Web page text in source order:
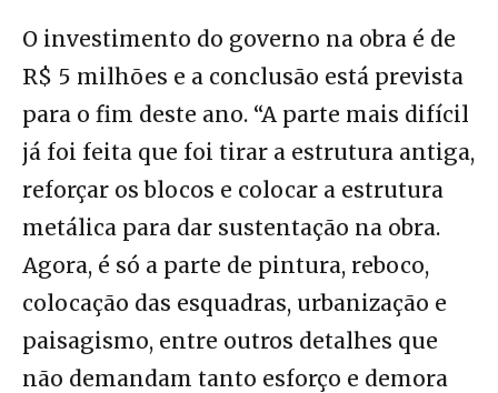
O investimento do governo na obra é de
R$ 5 milhões e a conclusão está prevista
para o fim deste ano. “A parte mais difícil
já foi feita que foi tirar a estrutura antiga,
reforçar os blocos e colocar a estrutura
metálica para dar sustentação na obra.
Agora, é só a parte de pintura, reboco,
colocação das esquadras, urbanização e
paisagismo, entre outros detalhes que
não demandam tanto esforço e demora